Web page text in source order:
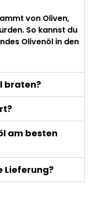
von Oliven,
So kannst du
Olivenöl in den
braten?
am besten
Lieferung?